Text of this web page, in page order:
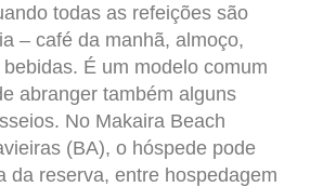
todas as refeições são
– café da manhã, almoço,
É um modelo comum
abranger também alguns
No Makaira Beach
(BA), o hóspede pode
da reserva, entre hospedagem